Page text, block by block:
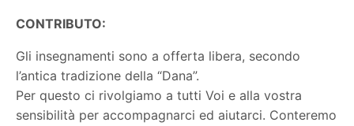
CONTRIBUTO:
Gli insegnamenti sono a offerta libera, secondo
l’antica tradizione della “Dana”.
Per questo ci rivolgiamo a tutti Voi e alla vostra
sensibilità per accompagnarci ed aiutarci. Conteremo